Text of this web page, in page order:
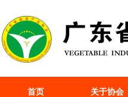
首页 关于协会